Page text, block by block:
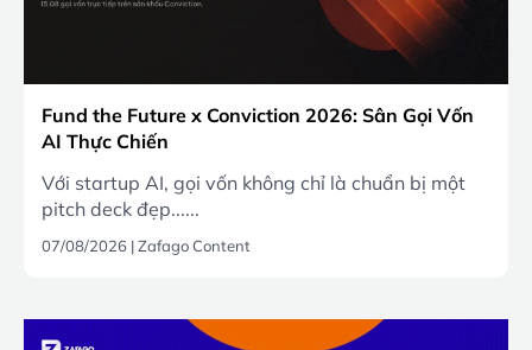
Fund the Future x Conviction 2026: Sân Gọi Vốn
AI Thực Chiến
Với startup AI, gọi vốn không chỉ là chuẩn bị một
pitch deck đẹp......
07/08/2026 |Zafago Content